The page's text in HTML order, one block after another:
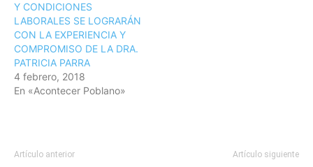
Y CONDICIONES
LABORALES SE LOGRARÁN
CON LA EXPERIENCIA Y
COMPROMISO DE LA DRA.
PATRICIA PARRA
4 febrero, 2018
En «Acontecer Poblano»
Artículo anterior Artículo siguiente